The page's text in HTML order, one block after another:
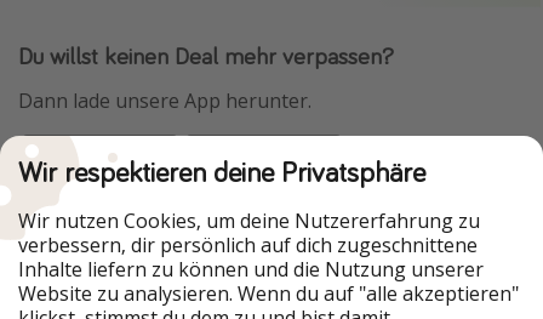
Du willst keinen Deal mehr verpassen?
Dann lade unsere App herunter.
Urlaubspiraten ist Teil der HolidayPirates Group
Unsere Märkte
PiratinViaggio
HolidayPirates
Wir respektieren deine Privatsphäre
Wir nutzen Cookies, um deine Nutzererfahrung zu
verbessern, dir persönlich auf dich zugeschnittene
Inhalte liefern zu können und die Nutzung unserer
Website zu analysieren. Wenn du auf "alle akzeptieren"